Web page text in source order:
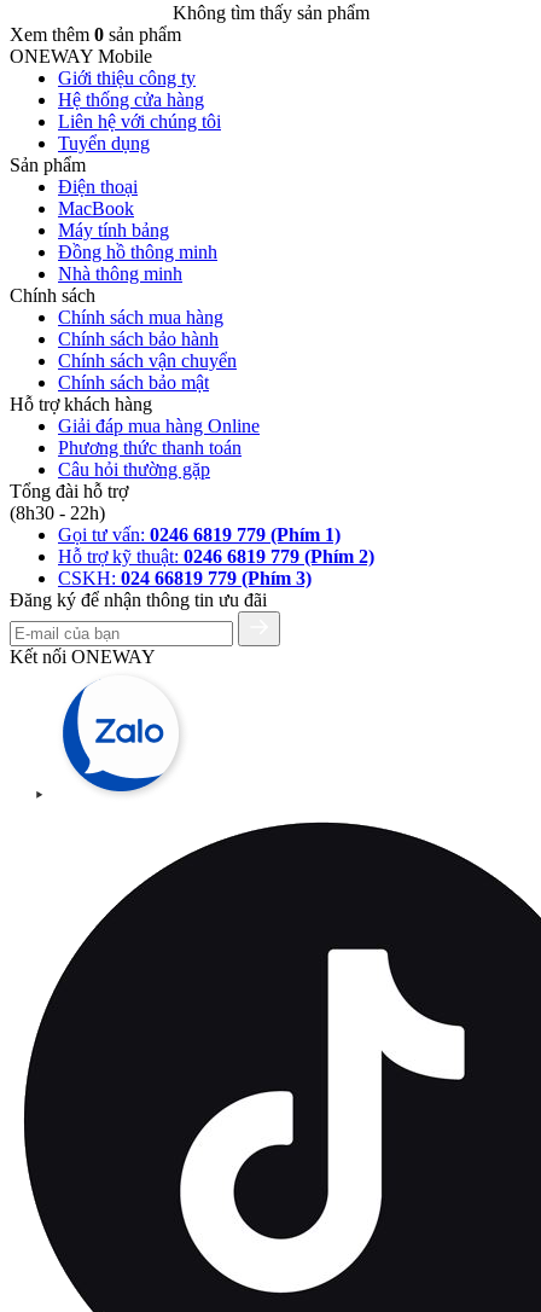
Không tìm thấy sản phẩm
Xem thêm 0 sản phẩm
ONEWAY Mobile
Giới thiệu công ty
Hệ thống cửa hàng
Liên hệ với chúng tôi
Tuyển dụng
Sản phẩm
Điện thoại
MacBook
Máy tính bảng
Đồng hồ thông minh
Nhà thông minh
Chính sách
Chính sách mua hàng
Chính sách bảo hành
Chính sách vận chuyển
Chính sách bảo mật
Hỗ trợ khách hàng
Giải đáp mua hàng Online
Phương thức thanh toán
Câu hỏi thường gặp
Tổng đài hỗ trợ
(8h30 - 22h)
Gọi tư vấn: 0246 6819 779 (Phím 1)
Hỗ trợ kỹ thuật: 0246 6819 779 (Phím 2)
CSKH: 024 66819 779 (Phím 3)
Đăng ký để nhận thông tin ưu đãi
Kết nối ONEWAY